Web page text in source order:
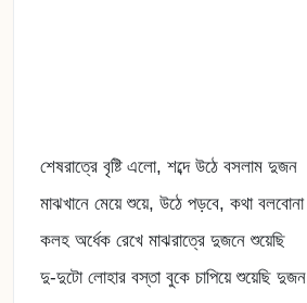
শেষরাত্রে বৃষ্টি এলো, শব্দে উঠে বসলাম দুজন
মাঝখানে মেয়ে শুয়ে, উঠে পড়বে, কথা বলবোনা
কলহ অর্ধেক রেখে মাঝরাত্রে দুজনে শুয়েছি
দু-দুটো লোহার বস্তা বুকে চাপিয়ে শুয়েছি দুজন